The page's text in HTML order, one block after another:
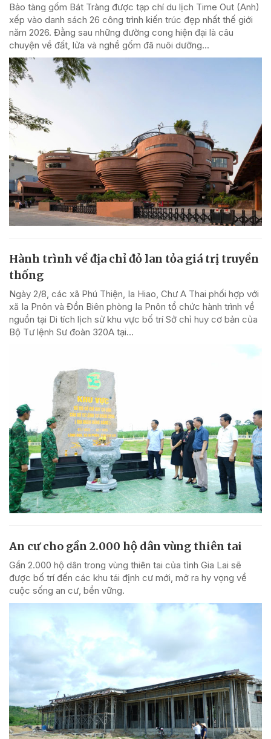
Bảo tàng gốm Bát Tràng được tạp chí du lịch Time Out (Anh)
xếp vào danh sách 26 công trình kiến trúc đẹp nhất thế giới
năm 2026. Đằng sau những đường cong hiện đại là câu
chuyện về đất, lửa và nghề gốm đã nuôi dưỡng...
Hành trình về địa chỉ đỏ lan tỏa giá trị truyền
thống
Ngày 2/8, các xã Phú Thiện, Ia Hiao, Chư A Thai phối hợp với
xã Ia Pnôn và Đồn Biên phòng Ia Pnôn tổ chức hành trình về
nguồn tại Di tích lịch sử khu vực bố trí Sở chỉ huy cơ bản của
Bộ Tư lệnh Sư đoàn 320A tại...
An cư cho gần 2.000 hộ dân vùng thiên tai
Gần 2.000 hộ dân trong vùng thiên tai của tỉnh Gia Lai sẽ
được bố trí đến các khu tái định cư mới, mở ra hy vọng về
cuộc sống an cư, bền vững.